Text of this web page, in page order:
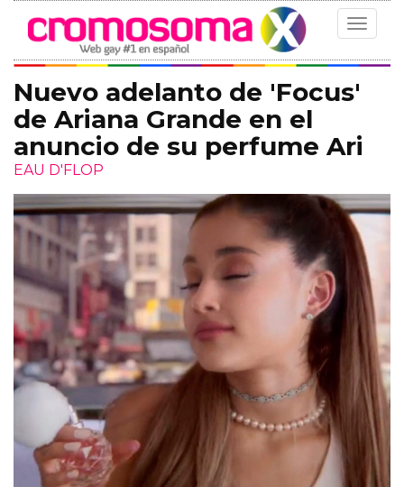
Toggle
Nuevo adelanto de 'Focus'
de Ariana Grande en el
anuncio de su perfume Ari
EAU D'FLOP